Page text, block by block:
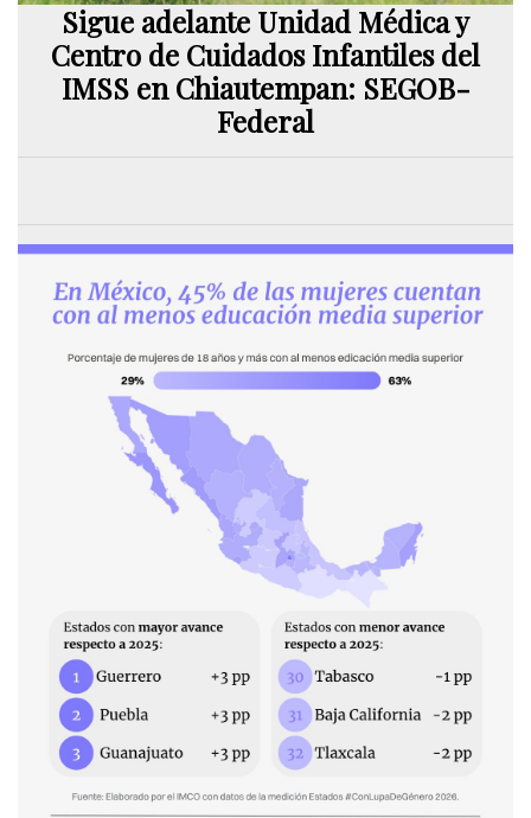
Sigue adelante Unidad Médica y
Centro de Cuidados Infantiles del
IMSS en Chiautempan: SEGOB-
Federal